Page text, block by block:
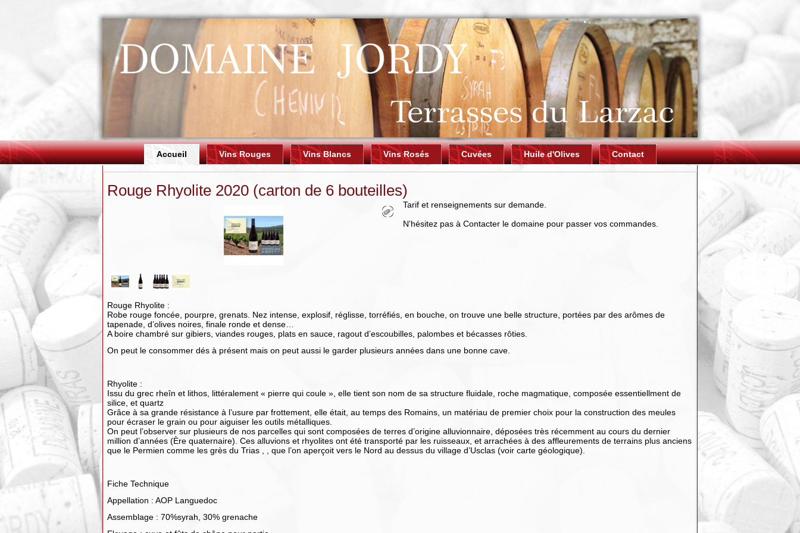
Accueil Vins Rouges Vins Blancs Vins Rosés Cuvées Huile d'Olives Contact
Rouge Rhyolite 2020 (carton de 6 bouteilles)
Tarif et renseignements sur demande.
N'hésitez pas à Contacter le domaine pour passer vos commandes.
Rouge Rhyolite :
Robe rouge foncée, pourpre, grenats. Nez intense, explosif, réglisse, torréfiés, en bouche, on trouve une belle structure, portées par des arômes de
tapenade, d’olives noires, finale ronde et dense…
A boire chambré sur gibiers, viandes rouges, plats en sauce, ragout d’escoubilles, palombes et bécasses rôties.
On peut le consommer dés à présent mais on peut aussi le garder plusieurs années dans une bonne cave.
Rhyolite :
Issu du grec rheîn et lithos, littéralement « pierre qui coule », elle tient son nom de sa structure fluidale, roche magmatique, composée essentiellment de
silice, et quartz
Grâce à sa grande résistance à l’usure par frottement, elle était, au temps des Romains, un matériau de premier choix pour la construction des meules
pour écraser le grain ou pour aiguiser les outils métalliques.
On peut l’observer sur plusieurs de nos parcelles qui sont composées de terres d’origine alluvionnaire, déposées très récemment au cours du dernier
million d’années (Ère quaternaire). Ces alluvions et rhyolites ont été transporté par les ruisseaux, et arrachées à des affleurements de terrains plus anciens
que le Permien comme les grès du Trias , , que l’on aperçoit vers le Nord au dessus du village d’Usclas (voir carte géologique).
Fiche Technique
Appellation : AOP Languedoc
Assemblage : 70%syrah, 30% grenache